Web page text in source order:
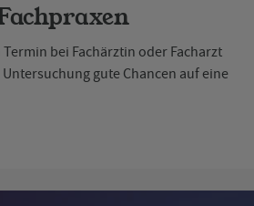
bei Fachärztin oder Facharzt
gute Chancen auf eine